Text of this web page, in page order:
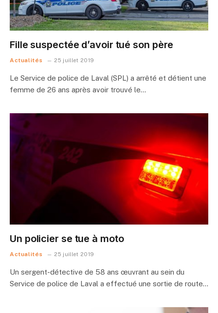
Fille suspectée d’avoir tué son père
Actualités 25 juillet 2019
Le Service de police de Laval (SPL) a arrêté et détient une
femme de 26 ans après avoir trouvé le…
Un policier se tue à moto
Actualités 25 juillet 2019
Un sergent-détective de 58 ans œuvrant au sein du
Service de police de Laval a effectué une sortie de route…